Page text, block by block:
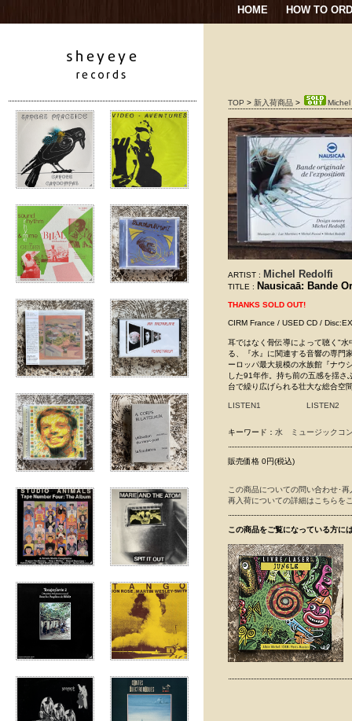
HOME HOW TO
TOP > 新入荷商品 >
ARTIST : Michel Redolfi
TITLE : Nausicaā: Bande
THANKS SOLD OUT!
CIRM France / USED CD /
耳ではなく骨伝導によって聴く"
る、『水』に関連する音響の専門
ーロッパ最大規模の水族館『ナウ
した91年作。持ち前の五感を揺
台で繰り広げられる壮大な総合空
LISTEN1 LISTEN2
キーワード： 水 ミュージックコ
販売価格 0円(税込)
この商品についての問い合わせ･
再入荷についての詳細はこちらを
この商品をご覧になっている方に